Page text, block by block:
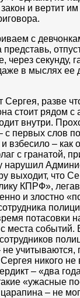
и вертит им
с
секунду,
в мыслях ее
разве
стоит рядом
внутри.
первых слов
взбесило – как
с гранатой,
нарушил
выходит, что
КПРФ»,
и злостно
потасовки
места событий.
учитываются,
никого
– «два
«ужасные
– не